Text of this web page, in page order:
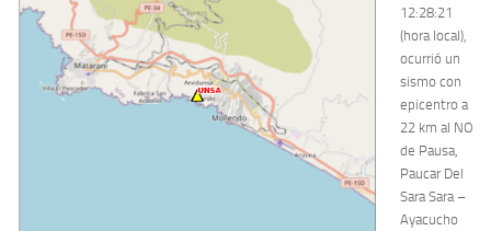
12:28:21
(hora local),
ocurrió un
sismo con
epicentro a
22 km al NO
de Pausa,
Paucar Del
Sara Sara –
Ayacucho